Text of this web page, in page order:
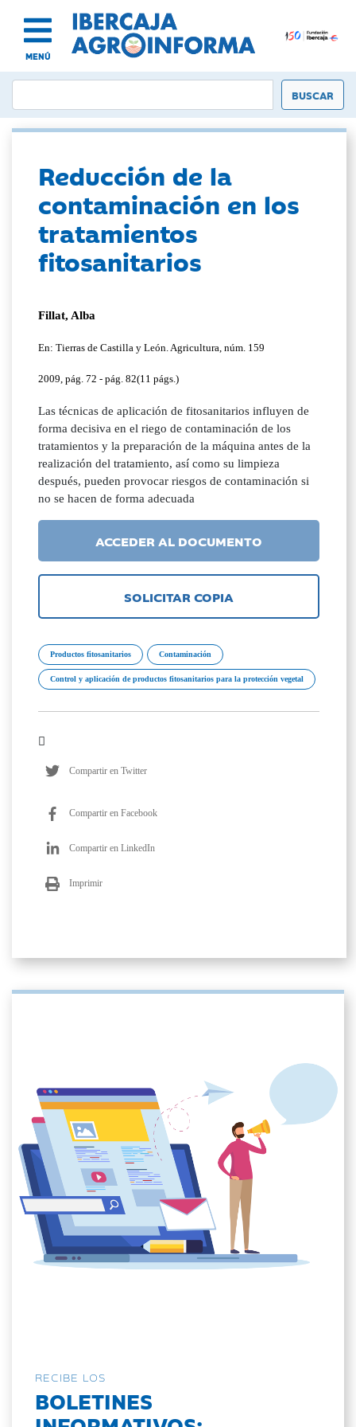
MENÚ
Reducción de la
contaminación en los
tratamientos
fitosanitarios
Fillat, Alba
En: Tierras de Castilla y León. Agricultura, núm. 159
2009, pág. 72 - pág. 82(11 págs.)
Las técnicas de aplicación de fitosanitarios influyen de
forma decisiva en el riego de contaminación de los
tratamientos y la preparación de la máquina antes de la
realización del tratamiento, así como su limpieza
después, pueden provocar riesgos de contaminación si
no se hacen de forma adecuada
ACCEDER AL DOCUMENTO
SOLICITAR COPIA
Productos fitosanitarios Contaminación
Control y aplicación de productos fitosanitarios para la protección vegetal
Compartir en Twitter
Compartir en Facebook
Compartir en LinkedIn
Imprimir
RECIBE LOS
BOLETINES